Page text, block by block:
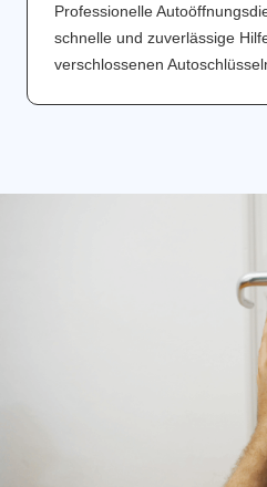
Professionelle
schnelle und zuverlässige
verschlossenen